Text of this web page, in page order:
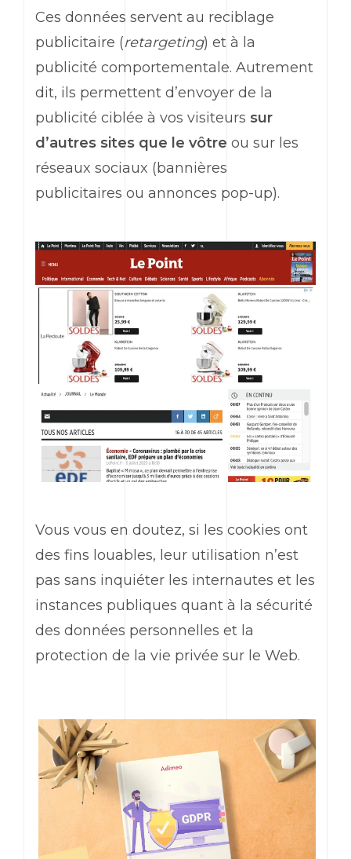
Ces données servent au reciblage
publicitaire (retargeting) et à la
publicité comportementale. Autrement
dit, ils permettent d’envoyer de la
publicité ciblée à vos visiteurs sur
d’autres sites que le vôtre ou sur les
réseaux sociaux (bannières
publicitaires ou annonces pop-up).
Vous vous en doutez, si les cookies ont
des fins louables, leur utilisation n’est
pas sans inquiéter les internautes et les
instances publiques quant à la sécurité
des données personnelles et la
protection de la vie privée sur le Web.